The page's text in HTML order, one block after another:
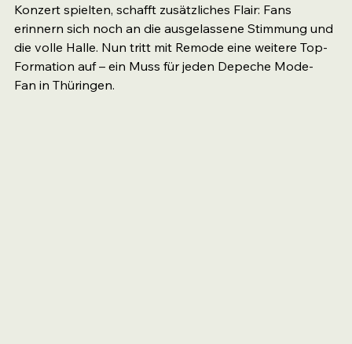
Konzert spielten, schafft zusätzliches Flair: Fans
erinnern sich noch an die ausgelassene Stimmung und
die volle Halle. Nun tritt mit Remode eine weitere Top-
Formation auf – ein Muss für jeden Depeche Mode-
Fan in Thüringen.